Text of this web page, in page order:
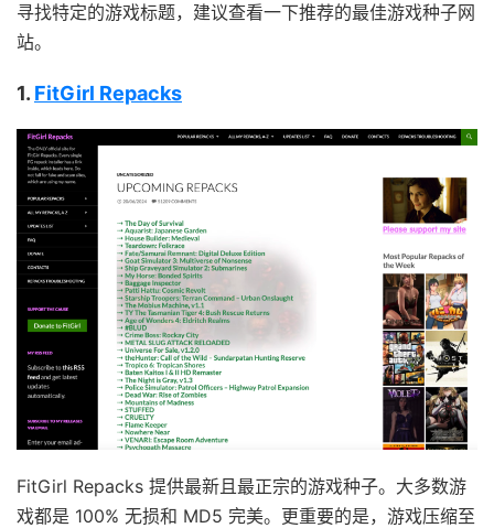
寻找特定的游戏标题，建议查看一下推荐的最佳游戏种子网
站。
1. FitGirl Repacks
FitGirl Repacks 提供最新且最正宗的游戏种子。大多数游
戏都是 100% 无损和 MD5 完美。更重要的是，游戏压缩至